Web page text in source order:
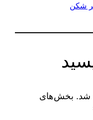
شکن
شد. بخش‌های